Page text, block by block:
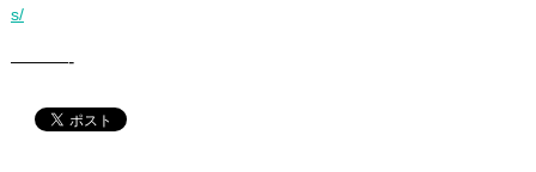
s/
———-